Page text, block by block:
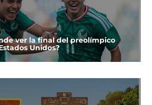
ver la final del preolímpico
Unidos?